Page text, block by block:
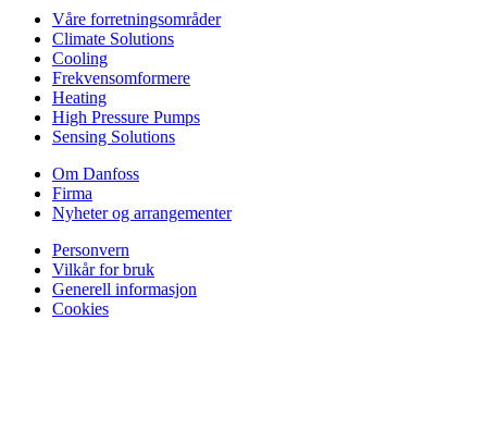
Våre forretningsområder
Climate Solutions
Cooling
Frekvensomformere
Heating
High Pressure Pumps
Sensing Solutions
Om Danfoss
Firma
Nyheter og arrangementer
Personvern
Vilkår for bruk
Generell informasjon
Cookies